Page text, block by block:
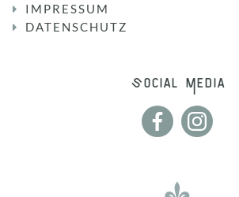
IMPRESSUM
DATENSCHUTZ
Social Media